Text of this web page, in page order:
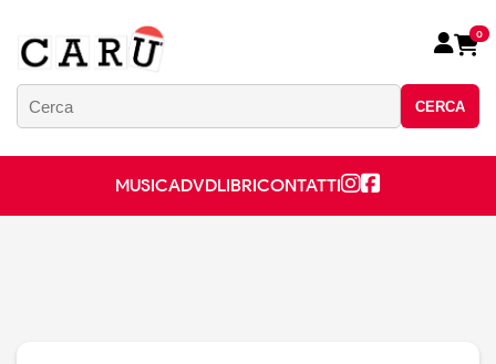
CERCA
0
MUSICADVDLIBRICONTATTI